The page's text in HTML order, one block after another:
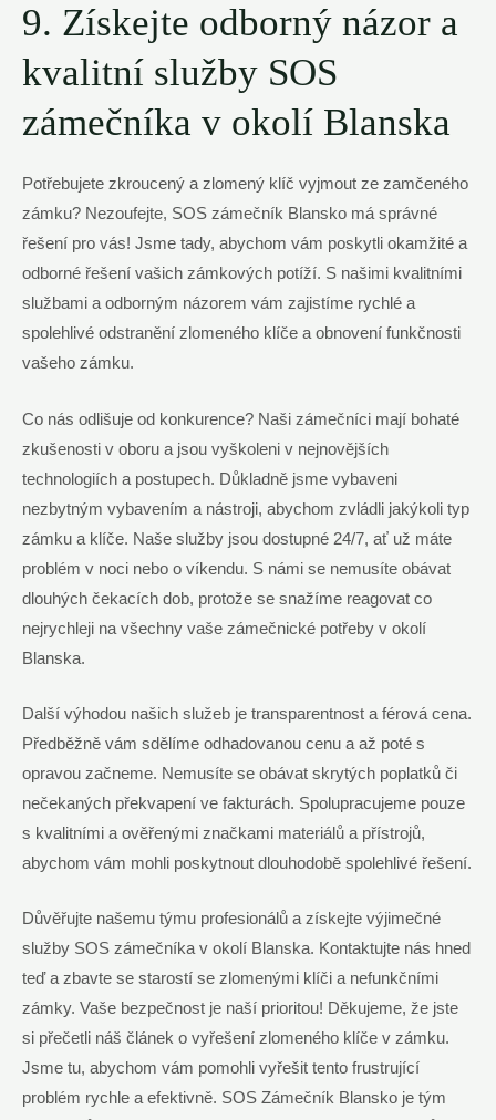
9. Získejte odborný názor a
kvalitní služby SOS
zámečníka v okolí Blanska
Potřebujete zkroucený a zlomený klíč vyjmout ze zamčeného
zámku? Nezoufejte, SOS zámečník Blansko má správné
řešení pro vás! Jsme tady, abychom vám poskytli okamžité a
odborné řešení vašich zámkových potíží. S našimi kvalitními
službami a odborným názorem vám zajistíme rychlé a
spolehlivé odstranění zlomeného klíče a obnovení funkčnosti
vašeho zámku.
Co nás odlišuje od konkurence? Naši zámečníci mají bohaté
zkušenosti v oboru a jsou vyškoleni v nejnovějších
technologiích a postupech. Důkladně jsme vybaveni
nezbytným vybavením a nástroji, abychom zvládli jakýkoli typ
zámku a klíče. Naše služby jsou dostupné 24/7, ať už máte
problém v noci nebo o víkendu. S námi se nemusíte obávat
dlouhých čekacích dob, protože se snažíme reagovat co
nejrychleji na všechny vaše zámečnické potřeby v okolí
Blanska.
Další výhodou našich služeb je transparentnost a férová cena.
Předběžně vám sdělíme odhadovanou cenu a až poté s
opravou začneme. Nemusíte se obávat skrytých poplatků či
nečekaných překvapení ve fakturách. Spolupracujeme pouze
s kvalitními a ověřenými značkami materiálů a přístrojů,
abychom vám mohli poskytnout dlouhodobě spolehlivé řešení.
Důvěřujte našemu týmu profesionálů a získejte výjimečné
služby SOS zámečníka v okolí Blanska. Kontaktujte nás hned
teď a zbavte se starostí se zlomenými klíči a nefunkčními
zámky. Vaše bezpečnost je naší prioritou! Děkujeme, že jste
si přečetli náš článek o vyřešení zlomeného klíče v zámku.
Jsme tu, abychom vám pomohli vyřešit tento frustrující
problém rychle a efektivně. SOS Zámečník Blansko je tým